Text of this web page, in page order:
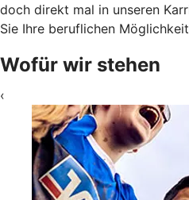
doch direkt mal in unseren
Sie Ihre beruflichen
Wofür wir stehen
‹